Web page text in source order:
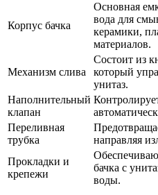
Корпус бачка
Основная
вода для
керамики,
материалов.
Механизм слива
Состоит из
который
унитаз.
Наполнительный
клапан
Переливная
трубка
направляя
Прокладки и
крепежи
бачка с
воды.